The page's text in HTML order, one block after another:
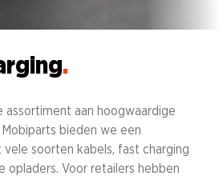
.
assortiment aan hoogwaardige
Mobiparts bieden we een
vele soorten kabels, fast charging
opladers. Voor retailers hebben